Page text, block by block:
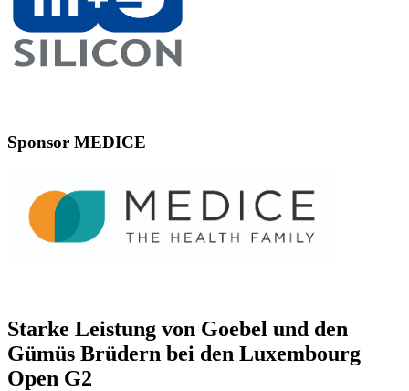
Sponsor MEDICE
Starke Leistung von Goebel und den
Gümüs Brüdern bei den Luxembourg
Open G2